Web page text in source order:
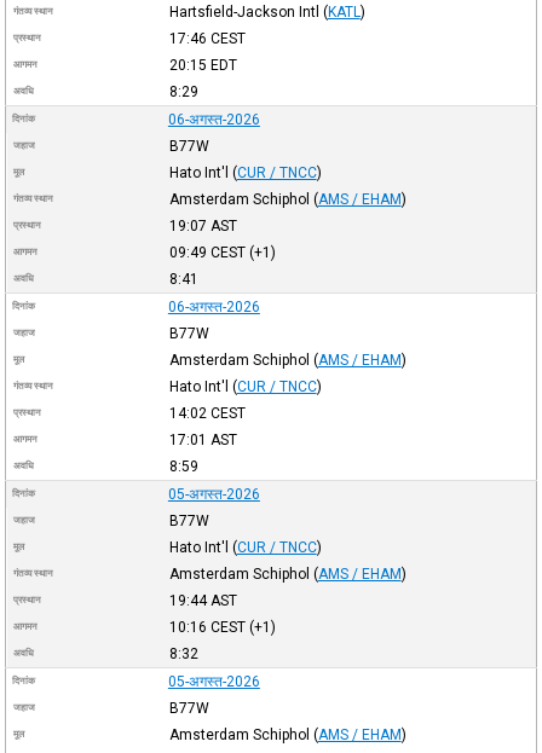
गंतव्य स्थान Hartsfield-Jackson Intl (KATL )
प्रस्थान 17:46 CEST
आगमन 20:15 EDT
अवधि 8:29
दिनांक 06-अगस्त-2026
जहाज B77W
मूल Hato Int'l (CUR / TNCC)
गंतव्य स्थान Amsterdam Schiphol (AMS / EHAM)
प्रस्थान 19:07 AST
आगमन 09:49 CEST(+1)
अवधि 8:41
दिनांक 06-अगस्त-2026
जहाज B77W
मूल Amsterdam Schiphol (AMS / EHAM)
गंतव्य स्थान Hato Int'l (CUR / TNCC)
प्रस्थान 14:02 CEST
आगमन 17:01 AST
अवधि 8:59
दिनांक 05-अगस्त-2026
जहाज B77W
मूल Hato Int'l (CUR / TNCC)
गंतव्य स्थान Amsterdam Schiphol (AMS / EHAM)
प्रस्थान 19:44 AST
आगमन 10:16 CEST(+1)
अवधि 8:32
दिनांक 05-अगस्त-2026
जहाज B77W
मूल Amsterdam Schiphol (AMS / EHAM)